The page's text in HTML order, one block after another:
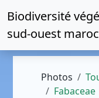
Biodiversité
sud-ouest
Photos
Fabaceae